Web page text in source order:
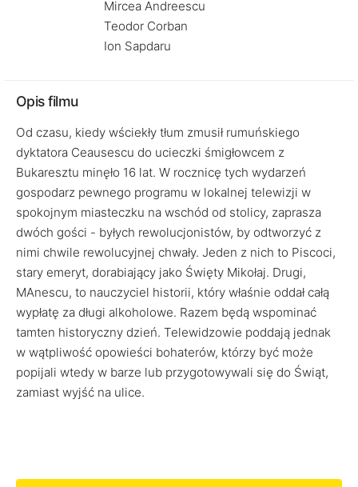
Mircea Andreescu
Teodor Corban
Ion Sapdaru
Opis filmu
Od czasu, kiedy wściekły tłum zmusił rumuńskiego
dyktatora Ceausescu do ucieczki śmigłowcem z
Bukaresztu minęło 16 lat. W rocznicę tych wydarzeń
gospodarz pewnego programu w lokalnej telewizji w
spokojnym miasteczku na wschód od stolicy, zaprasza
dwóch gości - byłych rewolucjonistów, by odtworzyć z
nimi chwile rewolucyjnej chwały. Jeden z nich to Piscoci,
stary emeryt, dorabiający jako Święty Mikołaj. Drugi,
MAnescu, to nauczyciel historii, który właśnie oddał całą
wypłatę za długi alkoholowe. Razem będą wspominać
tamten historyczny dzień. Telewidzowie poddają jednak
w wątpliwość opowieści bohaterów, którzy być może
popijali wtedy w barze lub przygotowywali się do Świąt,
zamiast wyjść na ulice.